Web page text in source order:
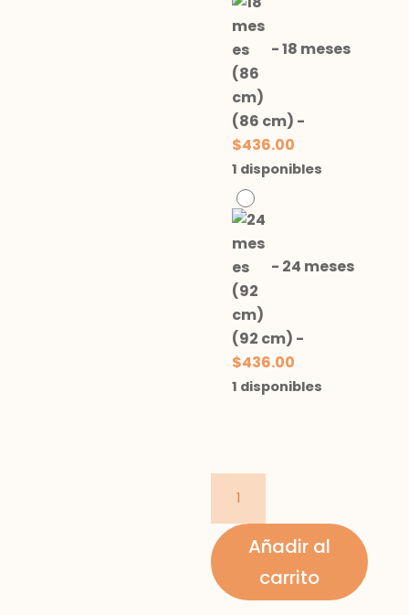
-18 meses
(86 cm) -
$436.00
1 disponibles
- 24 meses
(92 cm) -
$436.00
1 disponibles
vestir
cantidadAñadir al
carrito